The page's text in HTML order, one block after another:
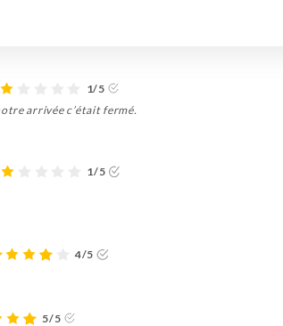
1/5
arrivée c’était fermé.
1/5
4/5
5/5